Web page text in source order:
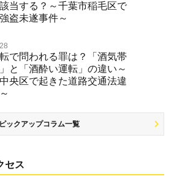
当する？～千葉市稲毛区で
盗未遂事件～
で問われる罪は？「酒気帯
と「酒酔い運転」の違い～
央区で起きた道路交通法違
ピックアップコラム一覧
セス